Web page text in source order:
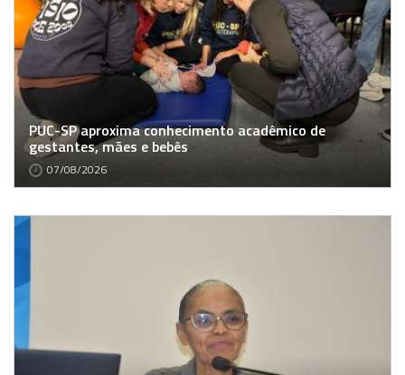
PUC-SP aproxima conhecimento acadêmico de
gestantes, mães e bebês
07/08/2026